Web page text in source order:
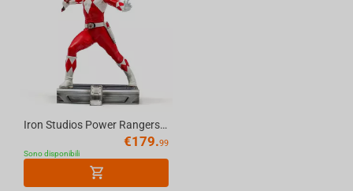
Iron Studios Power Rangers - Red Ranger Statue Art Scale 1/10
€179.99
Sono disponibili